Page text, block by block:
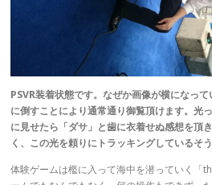
PSVR装着状態です。なぜか画像が横になっ
に倒すことにより通常通り御覧頂けます。光
に見せたら「ダサ」と歯に衣着せぬ感想を頂
く、この光を頼りにトラッキングしているそう
体験ゲームは檻に入って海中を潜っていく「